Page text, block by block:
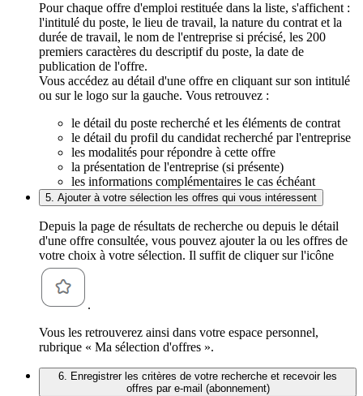
Pour chaque offre d'emploi restituée dans la liste, s'affichent :
l'intitulé du poste, le lieu de travail, la nature du contrat et la
durée de travail, le nom de l'entreprise si précisé, les 200
premiers caractères du descriptif du poste, la date de
publication de l'offre.
Vous accédez au détail d'une offre en cliquant sur son intitulé
ou sur le logo sur la gauche. Vous retrouvez :
le détail du poste recherché et les éléments de contrat
le détail du profil du candidat recherché par l'entreprise
les modalités pour répondre à cette offre
la présentation de l'entreprise (si présente)
les informations complémentaires le cas échéant
5. Ajouter à votre sélection les offres qui vous intéressent
Depuis la page de résultats de recherche ou depuis le détail
d'une offre consultée, vous pouvez ajouter la ou les offres de
votre choix à votre sélection. Il suffit de cliquer sur l'icône
.
Vous les retrouverez ainsi dans votre espace personnel,
rubrique « Ma sélection d'offres ».
6. Enregistrer les critères de votre recherche et recevoir les
offres par e-mail (abonnement)